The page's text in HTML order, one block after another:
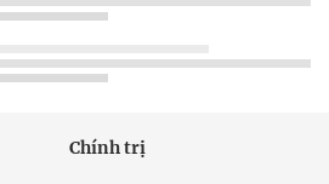
Chính trị